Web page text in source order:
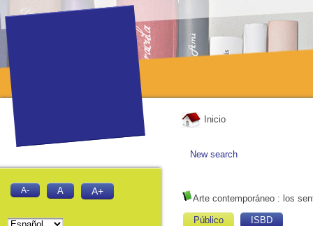
Inicio
New search
Arte contemporáneo : los
Público
ISBD
A- A A+